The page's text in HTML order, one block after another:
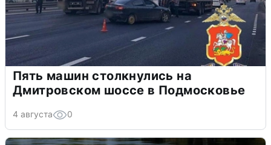
Пять машин столкнулись на
Дмитровском шоссе в Подмосковье
4 августа 0